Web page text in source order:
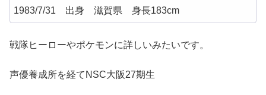
1983/7/31 出身 滋賀県 身長183cm
戦隊ヒーローやポケモンに詳しいみたいです。
声優養成所を経てNSC大阪27期生